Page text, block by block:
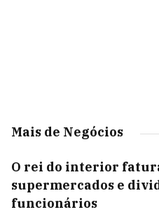
Mais de Negócios
O rei do interior
supermercados e
funcionários